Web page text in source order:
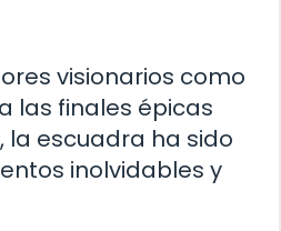
visionarios como
las finales épicas
la escuadra ha sido
inolvidables y